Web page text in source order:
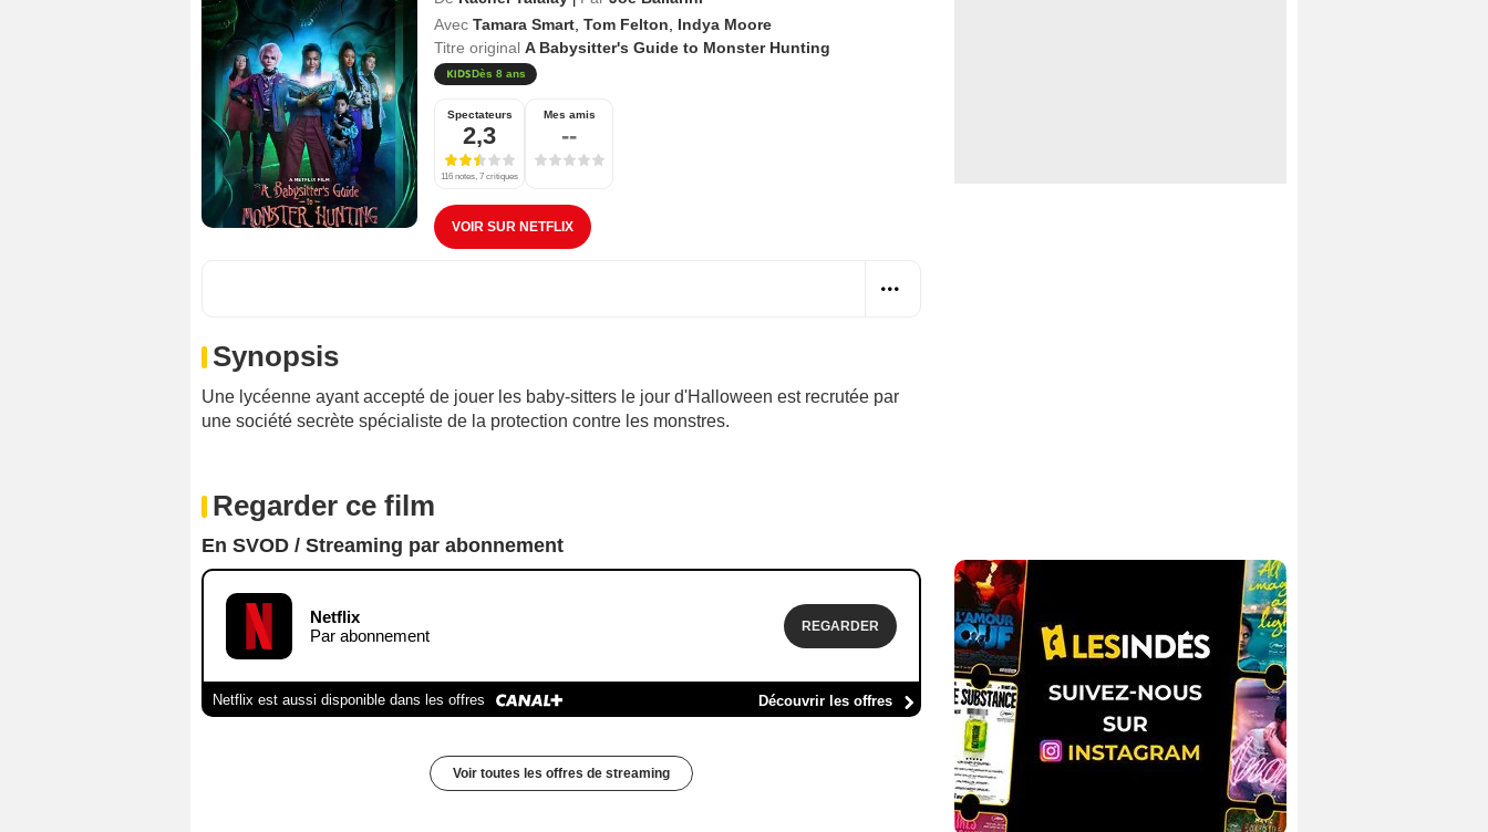
Avec Tamara Smart Tom Felton
Indya Moore
Titre original A Babysitter's Guide to Monster Hunting
Dès 8 ans
Spectateurs
2,3
116 notes, 7 critiques
Mes amis
--
VOIR SUR NETFLIX
Synopsis
Une lycéenne ayant accepté de jouer les baby-sitters le jour d'Halloween est recrutée par
une société secrète spécialiste de la protection contre les monstres.
Regarder ce film
En SVOD / Streaming par abonnement
Netflix
Par abonnement
REGARDER
Netflix est aussi disponible dans les offres Découvrir les offres
Voir toutes les offres de streaming